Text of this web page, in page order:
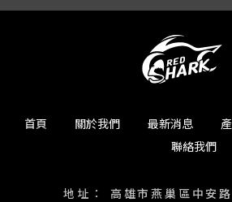
首頁 關於我們 最新消息
聯絡我們
地址：
高雄市燕巢區中安